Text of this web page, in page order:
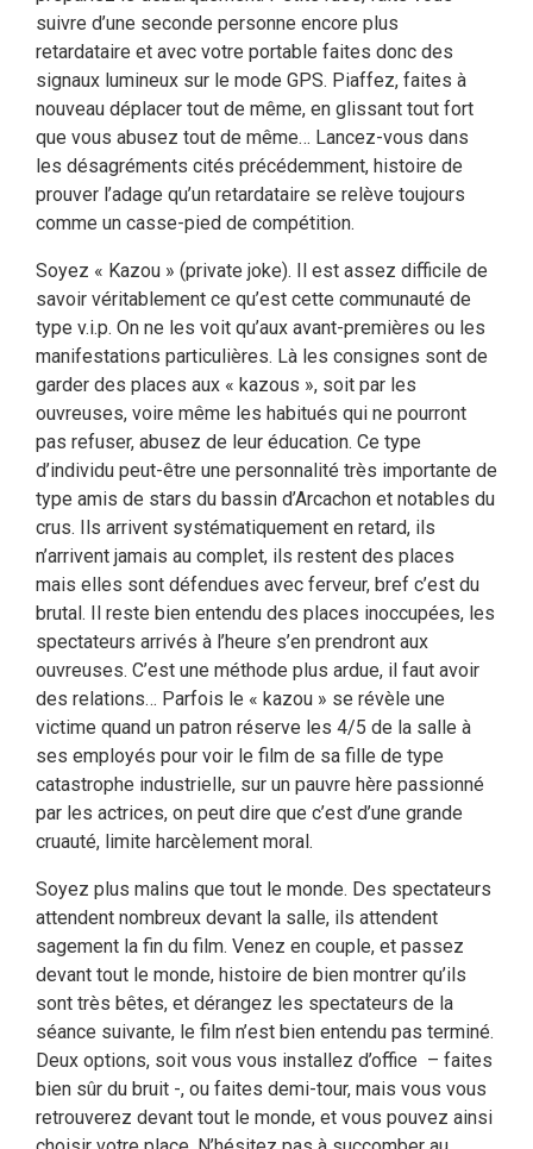
suivre d’une seconde personne encore plus
retardataire et avec votre portable faites donc des
signaux lumineux sur le mode GPS. Piaffez, faites à
nouveau déplacer tout de même, en glissant tout fort
que vous abusez tout de même… Lancez-vous dans
les désagréments cités précédemment, histoire de
prouver l’adage qu’un retardataire se relève toujours
comme un casse-pied de compétition.
Soyez « Kazou » (private joke). Il est assez difficile de
savoir véritablement ce qu’est cette communauté de
type v.i.p. On ne les voit qu’aux avant-premières ou les
manifestations particulières. Là les consignes sont de
garder des places aux « kazous », soit par les
ouvreuses, voire même les habitués qui ne pourront
pas refuser, abusez de leur éducation. Ce type
d’individu peut-être une personnalité très importante de
type amis de stars du bassin d’Arcachon et notables du
crus. Ils arrivent systématiquement en retard, ils
n’arrivent jamais au complet, ils restent des places
mais elles sont défendues avec ferveur, bref c’est du
brutal. Il reste bien entendu des places inoccupées, les
spectateurs arrivés à l’heure s’en prendront aux
ouvreuses. C’est une méthode plus ardue, il faut avoir
des relations… Parfois le « kazou » se révèle une
victime quand un patron réserve les 4/5 de la salle à
ses employés pour voir le film de sa fille de type
catastrophe industrielle, sur un pauvre hère passionné
par les actrices, on peut dire que c’est d’une grande
cruauté, limite harcèlement moral.
Soyez plus malins que tout le monde. Des spectateurs
attendent nombreux devant la salle, ils attendent
sagement la fin du film. Venez en couple, et passez
devant tout le monde, histoire de bien montrer qu’ils
sont très bêtes, et dérangez les spectateurs de la
séance suivante, le film n’est bien entendu pas terminé.
Deux options, soit vous vous installez d’office – faites
bien sûr du bruit -, ou faites demi-tour, mais vous vous
retrouverez devant tout le monde, et vous pouvez ainsi